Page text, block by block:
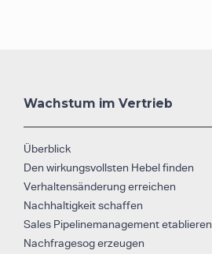
Wachstum im Vertrieb
Überblick
Den wirkungsvollsten Hebel finden
Verhaltensänderung erreichen
Nachhaltigkeit schaffen
Sales Pipelinemanagement etablieren
Nachfragesog erzeugen